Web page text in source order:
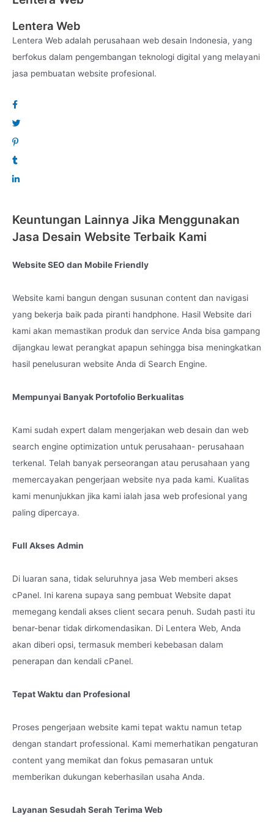
website Jawa Barat.
Lentera Web terbentuk dari tim marketing digital yang
berpengalaman dan profesional di bidangnya, jadi Anda tidak
perlu ragu lagi terhadap kinerja kami. Profesional dan
Maksimal itulah prinsip kami terhadap client.
Hasil 100% profesional namun tetap dengan harga yang
Lentera Web
Lentera Web adalah perusahaan web desain Indonesia, yang
berfokus dalam pengembangan teknologi digital yang melayani
jasa pembuatan website profesional.
Keuntungan Lainnya Jika Menggunakan
Jasa Desain Website Terbaik Kami
Website SEO dan Mobile Friendly
Website kami bangun dengan susunan content dan navigasi
yang bekerja baik pada piranti handphone. Hasil Website dari
kami akan memastikan produk dan service Anda bisa gampang
dijangkau lewat perangkat apapun sehingga bisa meningkatkan
hasil penelusuran website Anda di Search Engine.
Mempunyai Banyak Portofolio Berkualitas
Kami sudah expert dalam mengerjakan web desain dan web
search engine optimization untuk perusahaan- perusahaan
terkenal. Telah banyak perseorangan atau perusahaan yang
memercayakan pengerjaan website nya pada kami. Kualitas
kami menunjukkan jika kami ialah jasa web profesional yang
paling dipercaya.
Full Akses Admin
Di luaran sana, tidak seluruhnya jasa Web memberi akses
cPanel. Ini karena supaya sang pembuat Website dapat
memegang kendali akses client secara penuh. Sudah pasti itu
benar-benar tidak dirkomendasikan. Di Lentera Web, Anda
akan diberi opsi, termasuk memberi kebebasan dalam
penerapan dan kendali cPanel.
Tepat Waktu dan Profesional
Proses pengerjaan website kami tepat waktu namun tetap
dengan standart professional. Kami memerhatikan pengaturan
content yang memikat dan fokus pemasaran untuk
memberikan dukungan keberhasilan usaha Anda.
Layanan Sesudah Serah Terima Web